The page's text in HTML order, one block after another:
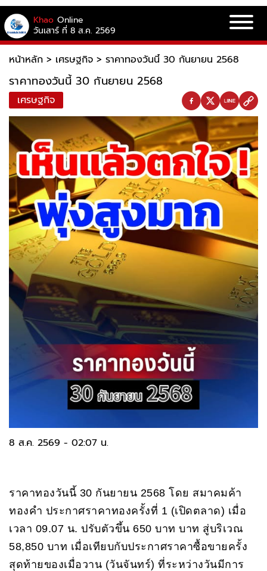
Khao Online
วันเสาร์ ที่ 8 ส.ค. 2569
หน้าหลัก > เศรษฐกิจ > ราคาทองวันนี้ 30 กันยายน 2568
ราคาทองวันนี้ 30 กันยายน 2568
เศรษฐกิจ
8 ส.ค. 2569 - 02:07 น.
ราคาทองวันนี้ 30 กันยายน 2568 โดย สมาคมค้า
ทองคำ ประกาศราคาทองครั้งที่ 1 (เปิดตลาด) เมื่อ
เวลา 09.07 น. ปรับตัวขึ้น 650 บาท บาท สู่บริเวณ
58,850 บาท เมื่อเทียบกับประกาศราคาซื้อขายครั้ง
สุดท้ายของเมื่อวาน (วันจันทร์) ที่ระหว่างวันมีการ